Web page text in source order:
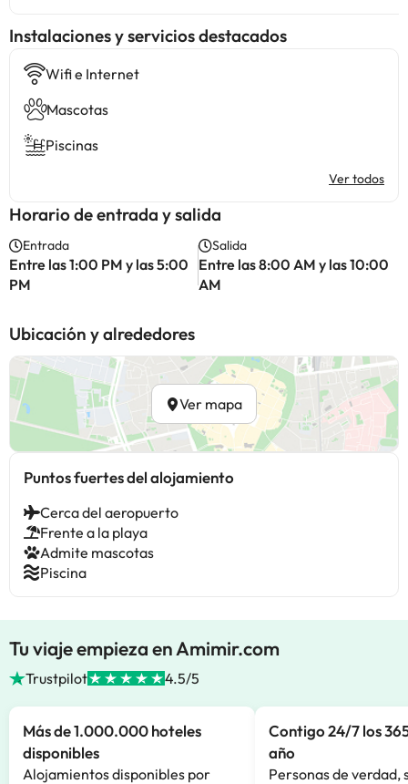
Instalaciones y servicios destacados
Wifi e Internet
Mascotas
Piscinas
Ver todos
Horario de entrada y salida
Entrada
Entre las 1:00 PM y las 5:00
PM
Salida
Entre las 8:00 AM y las 10:00
AM
Ubicación y alrededores
Ver mapa
Puntos fuertes del alojamiento
Cerca del aeropuerto
Frente a la playa
Admite mascotas
Piscina
Tu viaje empieza en Amimir.com
Trustpilot 4.5/5
Más de 1.000.000 hoteles
disponibles
Alojamientos disponibles por
Contigo 24/7 los
año
Personas de verdad,